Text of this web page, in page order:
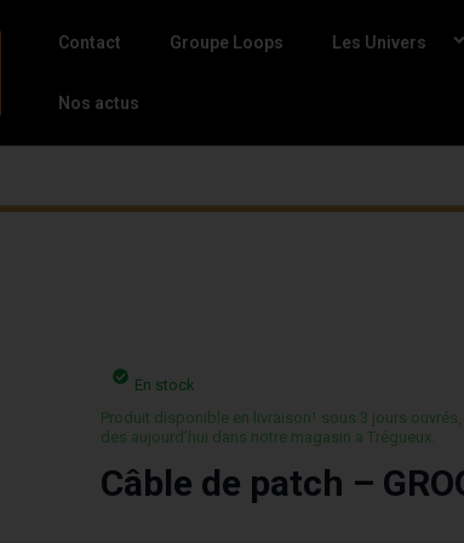
Contact Groupe Loops Les Univers
Nos actus
En stock
Produit disponible en livraison¹ sous 3 jours
des aujourd’hui dans notre magasin a Trégueux.
Câble de patch –